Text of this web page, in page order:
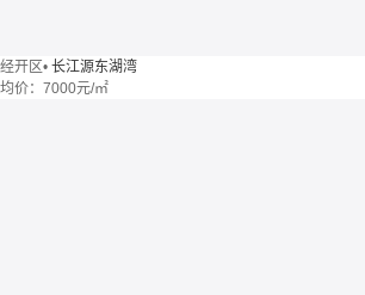
经开区• 长江源东湖湾
均价： 7000元/㎡